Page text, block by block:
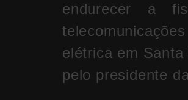
endurecer a
elétrica em Santa
pelo presidente